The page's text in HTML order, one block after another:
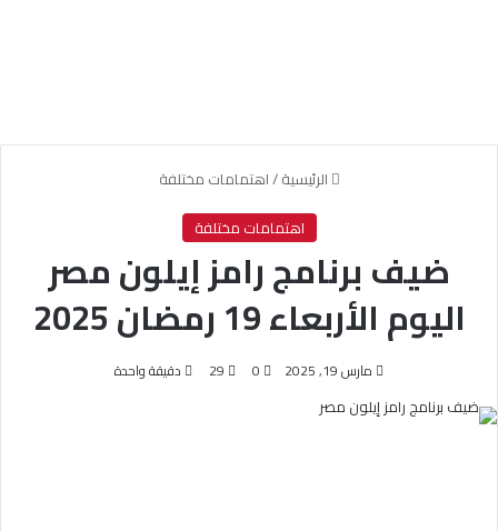
الرئيسية/اهتمامات مختلفة
اهتمامات مختلفة
ضيف برنامج رامز إيلون مصر
اليوم الأربعاء 19 رمضان 2025
مارس 19, 2025 0
29 دقيقة واحدة